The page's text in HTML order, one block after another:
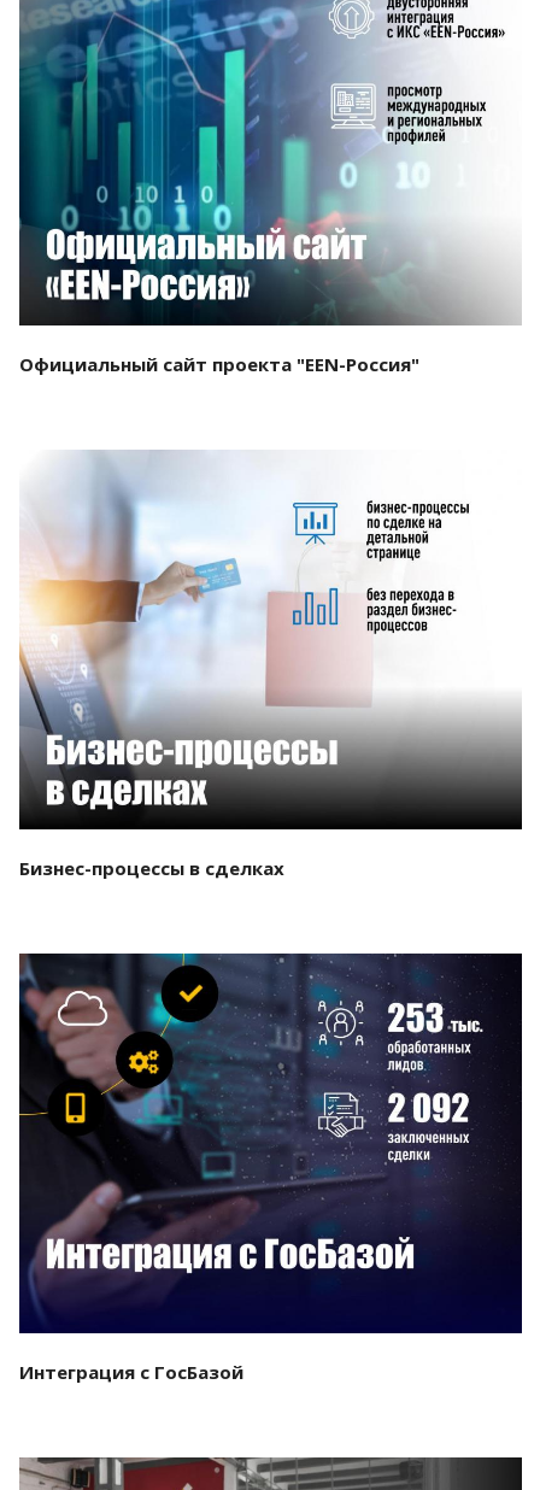
Смотреть проект
Официальный сайт проекта "EEN-Россия"
Бизнес-процессы в сделках
Смотреть проект
Интеграция с ГосБазой